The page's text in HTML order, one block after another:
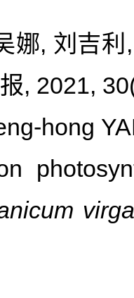
娜, 刘吉
, 2021,
hong